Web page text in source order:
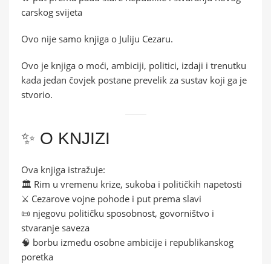
carskog svijeta
Ovo nije samo knjiga o Juliju Cezaru.
Ovo je knjiga o moći, ambiciji, politici, izdaji i trenutku
kada jedan čovjek postane prevelik za sustav koji ga je
stvorio.
✨ O KNJIZI
Ova knjiga istražuje:
🏛️ Rim u vremenu krize, sukoba i političkih napetosti
⚔️ Cezarove vojne pohode i put prema slavi
📜 njegovu političku sposobnost, govorništvo i
stvaranje saveza
🧠 borbu između osobne ambicije i republikanskog
poretka